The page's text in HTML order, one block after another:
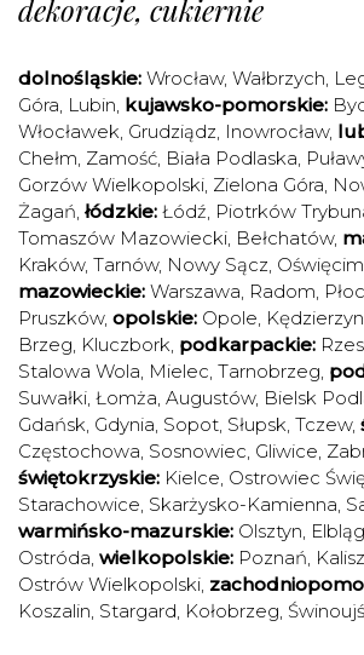
dekoracje, cukiernie
dolnośląskie: Wrocław, Wałbrzych,
Góra, Lubin, kujawsko-pomorskie:
Włocławek, Grudziądz, Inowrocław,
Chełm, Zamość, Biała Podlaska,
Gorzów Wielkopolski, Zielona Góra,
Żagań, łódzkie: Łódź, Piotrków
Tomaszów Mazowiecki, Bełchatów,
Kraków, Tarnów, Nowy Sącz, Oświęcim
mazowieckie: Warszawa, Radom,
Pruszków, opolskie: Opole,
Brzeg, Kluczbork, podkarpackie:
Stalowa Wola, Mielec, Tarnobrzeg,
Suwałki, Łomża, Augustów, Bielsk
Gdańsk, Gdynia, Sopot, Słupsk, Tczew,
Częstochowa, Sosnowiec, Gliwice,
świętokrzyskie: Kielce, Ostrowiec
Starachowice, Skarżysko-Kamienna,
warmińsko-mazurskie: Olsztyn, Elbląg
Ostróda, wielkopolskie: Poznań, Kalisz
Ostrów Wielkopolski,
Koszalin, Stargard, Kołobrzeg,